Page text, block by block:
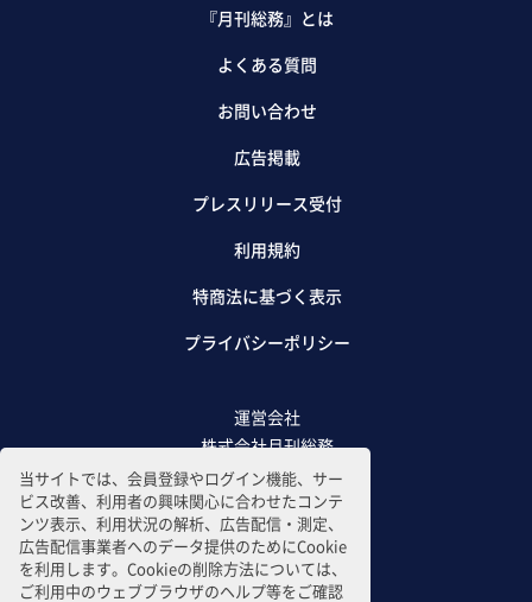
当サイトでは、会員登録やログイン機能、サー
ビス改善、利用者の興味関心に合わせたコンテ
ンツ表示、利用状況の解析、広告配信・測定、
広告配信事業者へのデータ提供のためにCookie
を利用します。Cookieの削除方法については、
ご利用中のウェブブラウザのヘルプ等をご確認
『月刊総務』とは
よくある質問
お問い合わせ
広告掲載
プレスリリース受付
利用規約
特商法に基づく表示
プライバシーポリシー
運営会社
株式会社月刊総務